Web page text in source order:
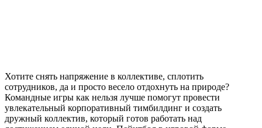
Хотите снять напряжение в коллективе, сплотить
сотрудников, да и просто весело отдохнуть на природе?
Командные игры как нельзя лучше помогут провести
увлекательный корпоративный тимбилдинг и создать
дружный коллектив, который готов работать над